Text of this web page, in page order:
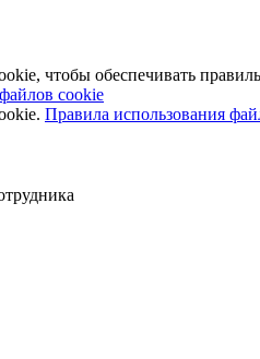
чтобы обеспечивать
cookie
Правила использования